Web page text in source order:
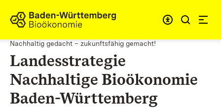
Zum Inhalt springen
Link zur Startseite
Nachhaltig gedacht – zukunftsfähig gemacht!
Landesstrategie
Nachhaltige Bioökonomie
Baden-Württemberg